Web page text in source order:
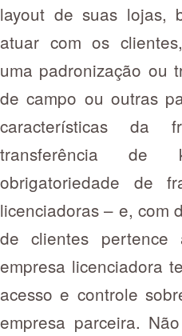
layout de suas lojas,
atuar com os
uma padronização ou
de campo ou outras
características da
transferência de
obrigatoriedade de
licenciadoras – e, com
de clientes
empresa licenciadora
acesso e controle
empresa parceira.